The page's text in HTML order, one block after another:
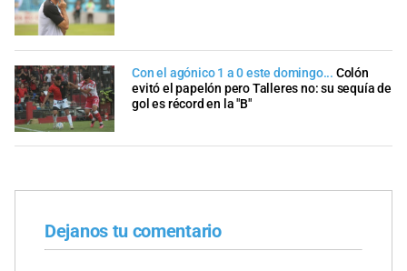
Con el agónico 1 a 0 este domingo... Colón
evitó el papelón pero Talleres no: su sequía de
gol es récord en la "B"
Dejanos tu comentario